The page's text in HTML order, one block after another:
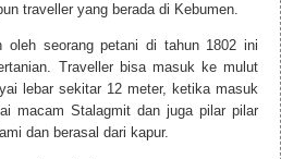
traveller yang berada di Kebumen.
oleh seorang petani di tahun 1802 ini
Traveller bisa masuk ke mulut
lebar sekitar 12 meter, ketika masuk
macam Stalagmit dan juga pilar pilar
dan berasal dari kapur.